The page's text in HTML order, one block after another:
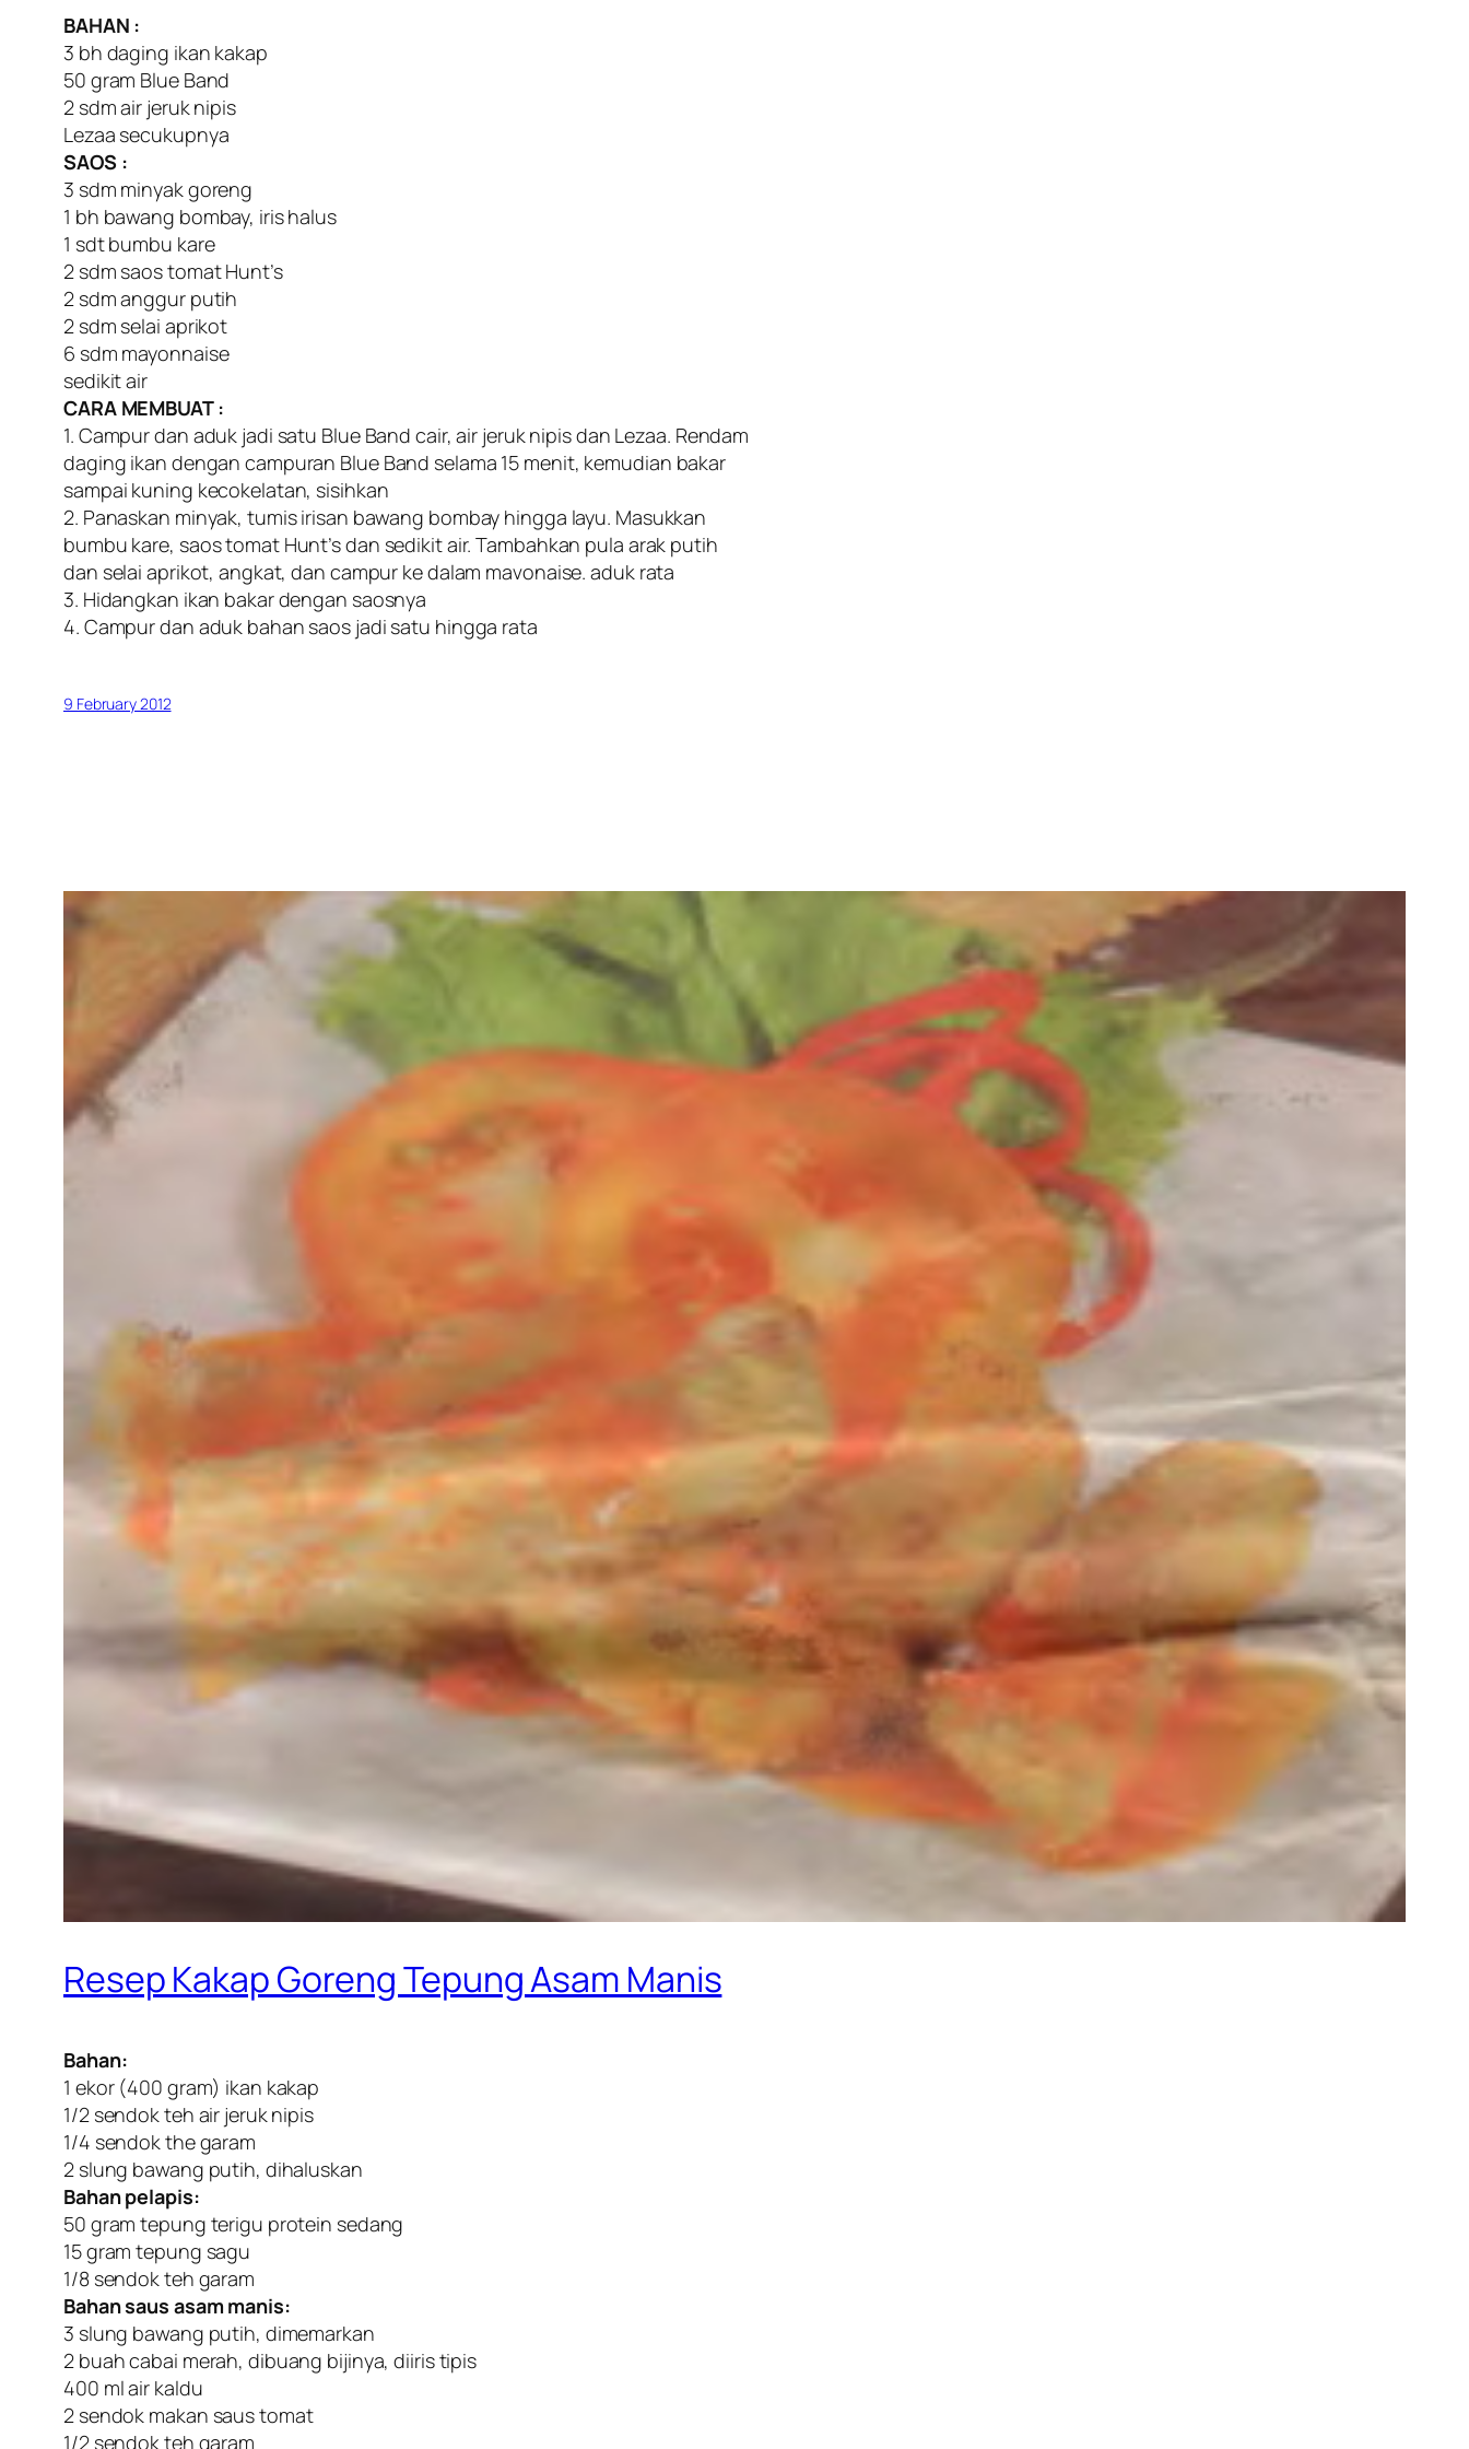
BAHAN :
3 bh daging ikan kakap
50 gram Blue Band
2 sdm air jeruk nipis
Lezaa secukupnya
SAOS :
3 sdm minyak goreng
1 bh bawang bombay, iris halus
1 sdt bumbu kare
2 sdm saos tomat Hunt’s
2 sdm anggur putih
2 sdm selai aprikot
6 sdm mayonnaise
sedikit air
CARA MEMBUAT :
1. Campur dan aduk jadi satu Blue Band cair, air jeruk nipis dan Lezaa. Rendam
daging ikan dengan campuran Blue Band selama 15 menit, kemudian bakar
sampai kuning kecokelatan, sisihkan
2. Panaskan minyak, tumis irisan bawang bombay hingga layu. Masukkan
bumbu kare, saos tomat Hunt’s dan sedikit air. Tambahkan pula arak putih
dan selai aprikot, angkat, dan campur ke dalam mavonaise. aduk rata
3. Hidangkan ikan bakar dengan saosnya
4. Campur dan aduk bahan saos jadi satu hingga rata
9 February 2012
Resep Kakap Goreng Tepung Asam Manis
Bahan:
1 ekor (400 gram) ikan kakap
1/2 sendok teh air jeruk nipis
1/4 sendok the garam
2 slung bawang putih, dihaluskan
Bahan pelapis:
50 gram tepung terigu protein sedang
15 gram tepung sagu
1/8 sendok teh garam
Bahan saus asam manis:
3 slung bawang putih, dimemarkan
2 buah cabai merah, dibuang bijinya, diiris tipis
400 ml air kaldu
2 sendok makan saus tomat
1/2 sendok teh garam